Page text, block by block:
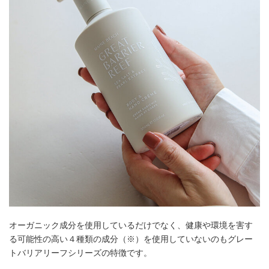
オーガニック成分を使用しているだけでなく、健康や環境を害す
る可能性の高い４種類の成分（※）を使用していないのもグレー
トバリアリーフシリーズの特徴です。